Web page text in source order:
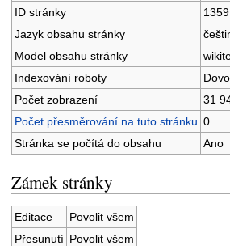
ID stránky
1359
Jazyk obsahu stránky
Model obsahu stránky
Indexování roboty
Počet zobrazení
31
Počet přesměrování na tuto stránku 0
Stránka se počítá do obsahu
Ano
Zámek stránky
Editace
Povolit všem
Přesunutí Povolit všem